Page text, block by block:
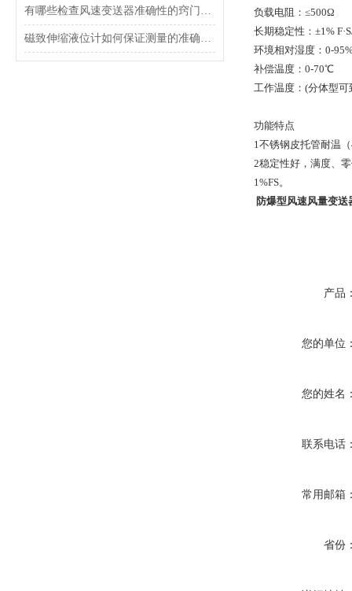
有哪些检查风速变送器准确性的窍门的方法？
磁致伸缩液位计如何保证测量的准确性？
负载电阻：≤500Ω
长期稳定性：±1%
环境相对湿度：0-
补偿温度：0-70℃
工作温度：(分体型
功能特点
1不锈钢皮托管耐温
2稳定性好，满度、
1%FS。
防爆型风速风量变送
产品
您的单位
您的姓名
联系电话
常用邮箱
省份